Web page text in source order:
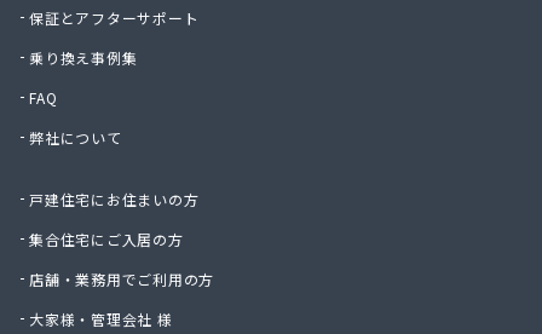
三宝物産株式会社 石巻営業所
山庄商店
勝又総業有限会社
小野喜米店
新日本ガス
西條商店
石巻ガス株式会社
赤間米穀店
保証とアフターサポート
乗り換え事例集
FAQ
弊社について
戸建住宅にお住まいの方
集合住宅にご入居の方
店舗・業務用でご利用の方
大家様・管理会社 様